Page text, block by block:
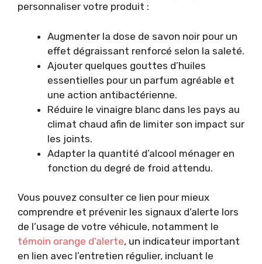
personnaliser votre produit :
Augmenter la dose de savon noir pour un
effet dégraissant renforcé selon la saleté.
Ajouter quelques gouttes d’huiles
essentielles pour un parfum agréable et
une action antibactérienne.
Réduire le vinaigre blanc dans les pays au
climat chaud afin de limiter son impact sur
les joints.
Adapter la quantité d’alcool ménager en
fonction du degré de froid attendu.
Vous pouvez consulter ce lien pour mieux
comprendre et prévenir les signaux d’alerte lors
de l’usage de votre véhicule, notamment le
témoin orange d’alerte, un indicateur important
en lien avec l’entretien régulier, incluant le